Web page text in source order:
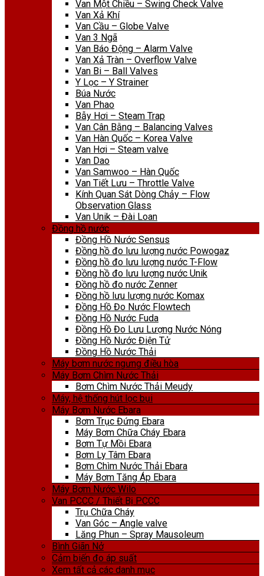
Van Một Chiều – Swing Check Valve
Van Xả Khí
Van Cầu – Globe Valve
Van 3 Ngã
Van Báo Động – Alarm Valve
Van Xả Tràn – Overflow Valve
Van Bi – Ball Valves
Y Lọc – Y Strainer
Búa Nước
Van Phao
Bẫy Hơi – Steam Trap
Van Cân Bằng – Balancing Valves
Van Hàn Quốc – Korea Valve
Van Hơi – Steam valve
Van Dao
Van Samwoo – Hàn Quốc
Van Tiết Lưu – Throttle Valve
Kính Quan Sát Dòng Chảy – Flow
Observation Glass
Van Unik – Đài Loan
Đồng hồ nước
Đồng Hồ Nước Sensus
Đồng hồ đo lưu lượng nước Powogaz
Đồng hồ đo lưu lượng nước T-Flow
Đồng hồ đo lưu lượng nước Unik
Đồng hồ đo nước Zenner
Đồng hồ lưu lượng nước Komax
Đồng Hồ Đo Nước Flowtech
Đồng Hồ Nước Fuda
Đồng Hồ Đo Lưu Lượng Nước Nóng
Đồng Hồ Nước Điện Tử
Đồng Hồ Nước Thải
Máy bơm nước ngưng điều hòa
Máy Bơm Chìm Nước Thải
Bơm Chìm Nước Thải Meudy
Máy, hệ thống hút lọc bụi
Máy Bơm Nước Ebara
Bơm Trục Đứng Ebara
Máy Bơm Chữa Cháy Ebara
Bơm Tự Mồi Ebara
Bơm Ly Tâm Ebara
Bơm Chìm Nước Thải Ebara
Máy Bơm Tăng Áp Ebara
Máy Bơm Nước Wilo
Van PCCC / Thiết Bị PCCC
Trụ Chữa Cháy
Van Góc – Angle valve
Lăng Phun – Spray Mausoleum
Bình Giãn Nở
Cảm biến đo áp suất
Xem tất cả các danh mục